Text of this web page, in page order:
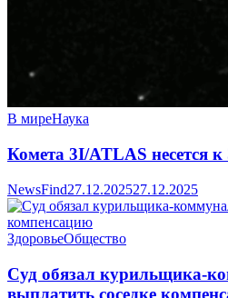
В миреНаука
Комета 3I/ATLAS несется к
NewsFind27.12.202527.12.2025
ЗдоровьеОбщество
Суд обязал курильщика-
выплатить соседке